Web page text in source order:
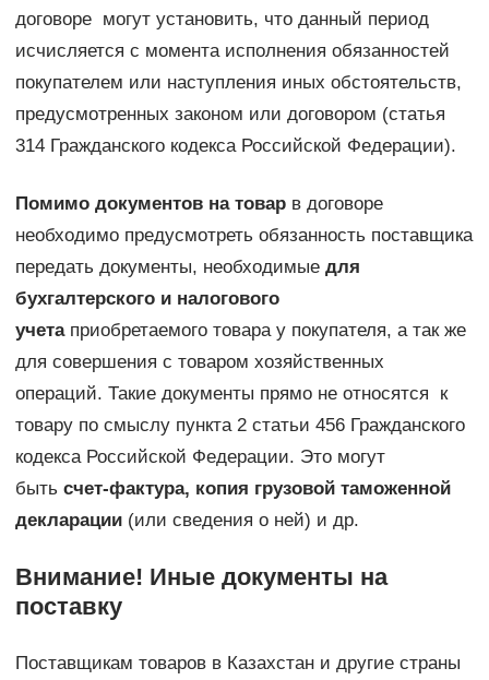
договоре могут установить, что данный период
исчисляется с момента исполнения обязанностей
покупателем или наступления иных обстоятельств,
предусмотренных законом или договором (статья
314 Гражданского кодекса Российской Федерации).
Помимо документов на товарв договоре
необходимо предусмотреть обязанность поставщика
передать документы, необходимые для
бухгалтерского и налогового
учетаприобретаемого товара у покупателя, а так же
для совершения с товаром хозяйственных
операций. Такие документы прямо не относятся к
товару по смыслу пункта 2 статьи 456 Гражданского
кодекса Российской Федерации. Это могут
быть счет-фактура, копия грузовой таможенной
декларации(или сведения о ней) и др.
Внимание! Иные документы на
поставку
Поставщикам товаров в Казахстан и другие страны